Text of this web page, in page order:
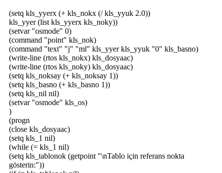
(setq kls_yyerx (+ kls_nokx (/ kls_yyuk 2.0))
kls_yyer (list kls_yyerx kls_noky))
(setvar "osmode" 0)
(command "point" kls_nok)
(command "text" "j" "ml" kls_yyer kls_yyuk "0" kls_basno)
(write-line (rtos kls_nokx) kls_dosyaac)
(write-line (rtos kls_noky) kls_dosyaac)
(setq kls_noksay (+ kls_noksay 1))
(setq kls_basno (+ kls_basno 1))
(setq kls_nil nil)
(setvar "osmode" kls_os)
)
(progn
(close kls_dosyaac)
(setq kls_1 nil)
(while (= kls_1 nil)
(setq kls_tablonok (getpoint "\nTablo için referans nokta
gösterin:"))